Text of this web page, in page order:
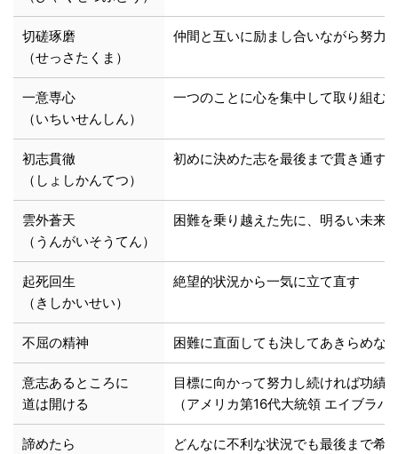
切磋琢磨
（せっさたくま）
仲間と互いに励まし合いながら努力
一意専心
（いちいせんしん）
一つのことに心を集中して取り組む
初志貫徹
（しょしかんてつ）
初めに決めた志を最後まで貫き通す
雲外蒼天
（うんがいそうてん）
困難を乗り越えた先に、明るい未来
起死回生
（きしかいせい）
絶望的状況から一気に立て直す
不屈の精神 困難に直面しても決してあきらめな
意志あるところに
道は開ける
目標に向かって努力し続ければ功績
（アメリカ第16代大統領 エイブラ
諦めたら
どんなに不利な状況でも最後まで希